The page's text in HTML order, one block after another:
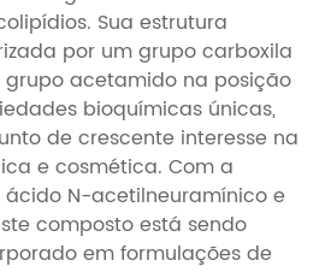
Sua estrutura
por um grupo carboxila
grupo acetamido na posição
bioquímicas únicas,
de crescente interesse na
e cosmética. Com a
ácido N-acetilneuramínico e
composto está sendo
em formulações de